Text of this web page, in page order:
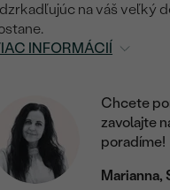
na váš veľký
INFORMÁCIÍ
Chcete
zavolajte
poradíme!
Marianna,